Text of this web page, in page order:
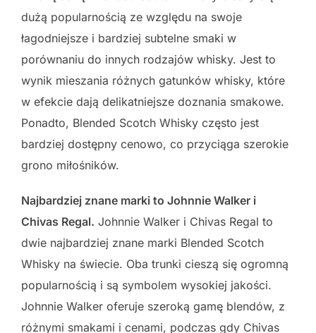
dużą popularnością ze względu na swoje
łagodniejsze i bardziej subtelne smaki w
porównaniu do innych rodzajów whisky. Jest to
wynik mieszania różnych gatunków whisky, które
w efekcie dają delikatniejsze doznania smakowe.
Ponadto, Blended Scotch Whisky często jest
bardziej dostępny cenowo, co przyciąga szerokie
grono miłośników.
Najbardziej znane marki to Johnnie Walker i
Chivas Regal. Johnnie Walker i Chivas Regal to
dwie najbardziej znane marki Blended Scotch
Whisky na świecie. Oba trunki cieszą się ogromną
popularnością i są symbolem wysokiej jakości.
Johnnie Walker oferuje szeroką gamę blendów, z
różnymi smakami i cenami, podczas gdy Chivas